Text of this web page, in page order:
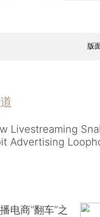
版
Livestreaming
Advertising
电商“翻车”之